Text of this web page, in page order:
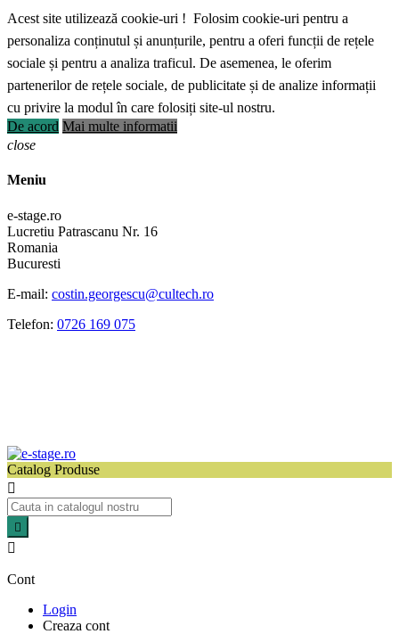
Acest site utilizează cookie-uri ! Folosim cookie-uri pentru a
personaliza conținutul și anunțurile, pentru a oferi funcții de rețele
sociale și pentru a analiza traficul. De asemenea, le oferim
partenerilor de rețele sociale, de publicitate și de analize informații
cu privire la modul în care folosiți site-ul nostru.
De acord Mai multe informatii
close
Meniu
e-stage.ro
Lucretiu Patrascanu Nr. 16
Romania
Bucuresti
E-mail: costin.georgescu@cultech.ro
Telefon: 0726 169 075
Catalog Produse



Cont
Login
Creaza cont